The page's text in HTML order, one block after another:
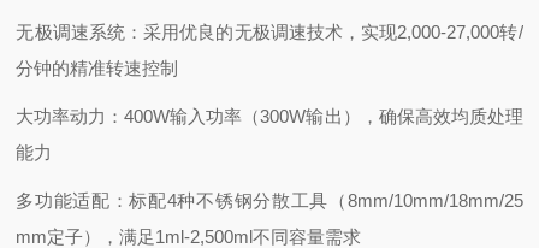
无极调速系统：采用优良的无极调速技术，实现2,000-27,000转/
分钟的精准转速控制
大功率动力：400W输入功率（300W输出），确保高效均质处理
能力
多功能适配：标配4种不锈钢分散工具（8mm/10mm/18mm/25
mm定子），满足1ml-2,500ml不同容量需求